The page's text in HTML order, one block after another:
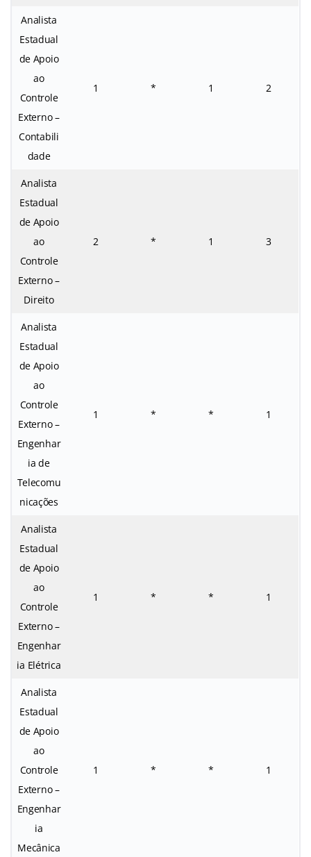
Analista
Estadual
de Apoio
ao
Controle
Externo –
Contabili
dade
1 * 1 2
Analista
Estadual
de Apoio
ao
Controle
Externo –
Direito
2 * 1 3
Analista
Estadual
de Apoio
ao
Controle
Externo –
Engenhar
ia de
Telecomu
nicações
1 * * 1
Analista
Estadual
de Apoio
ao
Controle
Externo –
Engenhar
ia Elétrica
1 * * 1
Analista
Estadual
de Apoio
ao
Controle
Externo –
Engenhar
ia
Mecânica
1 * * 1